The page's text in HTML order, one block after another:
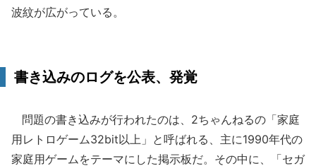
波紋が広がっている。
書き込みのログを公表、発覚
問題の書き込みが行われたのは、2ちゃんねるの「家庭
用レトロゲーム32bit以上」と呼ばれる、主に1990年代の
家庭用ゲームをテーマにした掲示板だ。その中に、「セガ